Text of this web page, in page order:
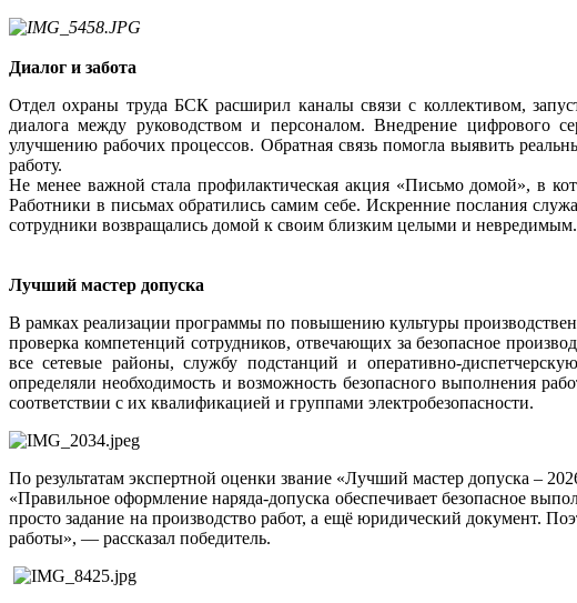
Диалог и забота
Отдел охраны труда БСК расширил каналы связи с коллективом,
диалога между руководством и персоналом. Внедрение цифрового
улучшению рабочих процессов. Обратная связь помогла выявить
работу.
Не менее важной стала профилактическая акция «Письмо домой», в
Работники в письмах обратились самим себе. Искренние послания
сотрудники возвращались домой к своим близким целыми и невредимым.
Лучший мастер допуска
В рамках реализации программы по повышению культуры
проверка компетенций сотрудников, отвечающих за безопасное
все сетевые районы, службу подстанций и оперативно-
определяли необходимость и возможность безопасного выполнения
соответствии с их квалификацией и группами электробезопасности.
По результатам экспертной оценки звание «Лучший мастер допуска –
«Правильное оформление наряда-допуска обеспечивает безопасное
просто задание на производство работ, а ещё юридический документ.
работы», — рассказал победитель.